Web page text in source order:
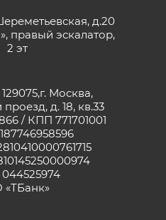
д.20
правый эскалатор,
2 эт
Москва,
д. 18, кв.33
/ КПП 771701001
«ТБанк»